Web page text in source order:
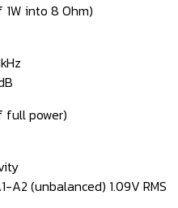
into 8 Ohm)
full power)
A2 (unbalanced) 1.09V RMS